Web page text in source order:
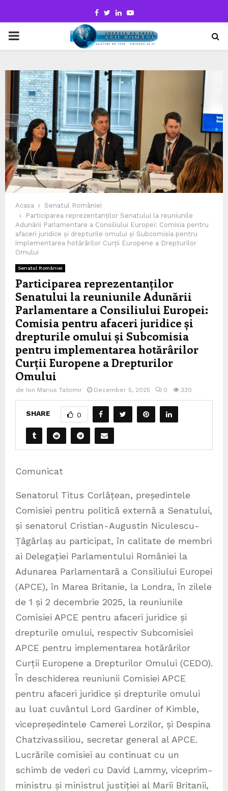
Facebook
TwitterLinkedinYoutube
PRIMARY
Acasa
Senatul României
Participarea reprezentanților Senatului la reuniunile
Adunării Parlamentare a Consiliului Europei: Comisia pentru
afaceri juridice și drepturile omului și Subcomisia pentru
implementarea hotărârilor Curții Europene a Drepturilor
Omului
Senatul României
Participarea reprezentanților
Senatului la reuniunile Adunării
Parlamentare a Consiliului Europei:
Comisia pentru afaceri juridice și
drepturile omului și Subcomisia
pentru implementarea hotărârilor
Curții Europene a Drepturilor
Omului
de Ion Marius Tatomir December 5, 2025 0 330
SHARE 0
Comunicat
Senatorul Titus Corlățean, președintele
Comisiei pentru politică externă a Senatului,
și senatorul Cristian-Augustin Niculescu-
Țâgârlaș au participat, în calitate de membri
ai Delegației Parlamentului României la
Adunarea Parlamentară a Consiliului Europei
(APCE), în Marea Britanie, la Londra, în zilele
de 1 și 2 decembrie 2025, la reuniunile
Comisiei APCE pentru afaceri juridice și
drepturile omului, respectiv Subcomisiei
APCE pentru implementarea hotărârilor
Curții Europene a Drepturilor Omului (CEDO).
În deschiderea reuniunii Comisiei APCE
pentru afaceri juridice și drepturile omului
au luat cuvântul Lord Gardiner of Kimble,
vicepreședintele Camerei Lorzilor, și Despina
Chatzivassiliou, secretar general al APCE.
Lucrările comisiei au continuat cu un
schimb de vederi cu David Lammy, viceprim-
ministru și ministrul justiției al Marii Britanii,